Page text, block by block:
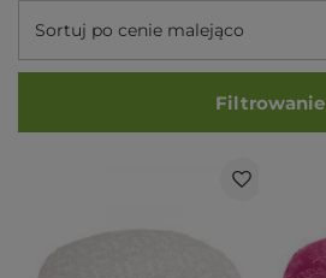
Sortuj po cenie malejąco
Filtrowanie